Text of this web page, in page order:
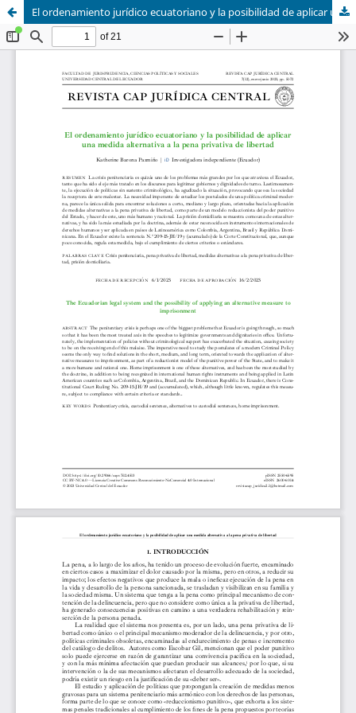
El ordenamiento jurídico ecuatoriano y la posibilidad de aplicar una medida alternativa a la pena privativa de libertad